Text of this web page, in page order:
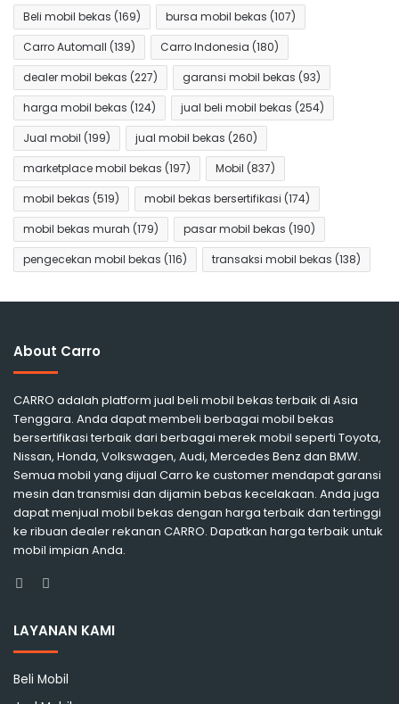
Beli mobil bekas (169) bursa mobil bekas (107)
Carro Automall (139) Carro Indonesia (180)
dealer mobil bekas (227) garansi mobil bekas (93)
harga mobil bekas (124) jual beli mobil bekas (254)
Jual mobil (199) jual mobil bekas (260)
marketplace mobil bekas (197) Mobil (837)
mobil bekas (519) mobil bekas bersertifikasi (174)
mobil bekas murah (179) pasar mobil bekas (190)
pengecekan mobil bekas (116) transaksi mobil bekas (138)
About Carro
CARRO adalah platform jual beli mobil bekas terbaik di Asia
Tenggara. Anda dapat membeli berbagai mobil bekas
bersertifikasi terbaik dari berbagai merek mobil seperti Toyota,
Nissan, Honda, Volkswagen, Audi, Mercedes Benz dan BMW.
Semua mobil yang dijual Carro ke customer mendapat garansi
mesin dan transmisi dan dijamin bebas kecelakaan. Anda juga
dapat menjual mobil bekas dengan harga terbaik dan tertinggi
ke ribuan dealer rekanan CARRO. Dapatkan harga terbaik untuk
mobil impian Anda.
Facebook
Instagram
LAYANAN KAMI
Beli Mobil